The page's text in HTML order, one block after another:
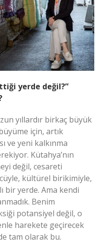
yerde değil?”
yıllardır birkaç büyük
için, artık
ve yeni kalkınma
Kütahya’nın
değil, cesareti
kültürel birikimiyle,
bir yerde. Ama kendi
Benim
potansiyel değil, o
harekete geçirecek
tam olarak bu.